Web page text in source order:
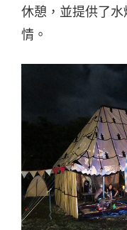
休憩，並提供了
情。